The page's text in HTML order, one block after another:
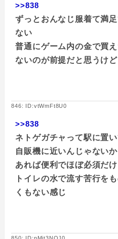
>>838
ずっとおんなじ服着て満
ない
普通にゲーム内の金で買
ないのが前提だと思うけど
846: ID:vtWmFt8U0
>>838
ネトゲガチャって駅に置
自販機に近いんじゃないか
あれば便利でほぼ必須だ
トイレの水で流す苦行を
くもない感じ